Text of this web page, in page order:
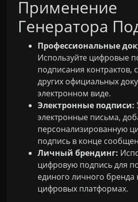
Применение
Генератора
Профессиональные
Используйте цифровые
подписания контрактов,
других официальных
электронном виде.
Электронные подписи:
электронные письма,
персонализированную
подпись в конце
Личный брендинг:
цифровую подпись для
единого личного
цифровых платформах.